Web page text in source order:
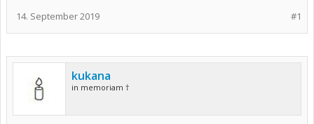
#1
14. September 2019
kukana
in memoriam †